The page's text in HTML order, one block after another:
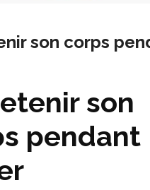
son corps
son
pendant